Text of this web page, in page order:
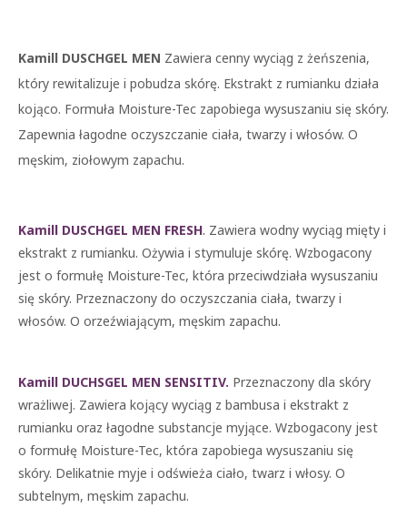
Kamill DUSCHGEL MEN Zawiera cenny wyciąg z żeńszenia,
który rewitalizuje i pobudza skórę. Ekstrakt z rumianku działa
kojąco. Formuła Moisture-Tec zapobiega wysuszaniu się skóry.
Zapewnia łagodne oczyszczanie ciała, twarzy i włosów. O
męskim, ziołowym zapachu.
Kamill DUSCHGEL MEN FRESH. Zawiera wodny wyciąg mięty i
ekstrakt z rumianku. Ożywia i stymuluje skórę. Wzbogacony
jest o formułę Moisture-Tec, która przeciwdziała wysuszaniu
się skóry. Przeznaczony do oczyszczania ciała, twarzy i
włosów. O orzeźwiającym, męskim zapachu.
Kamill DUCHSGEL MEN SENSITIV. Przeznaczony dla skóry
wrażliwej. Zawiera kojący wyciąg z bambusa i ekstrakt z
rumianku oraz łagodne substancje myjące. Wzbogacony jest
o formułę Moisture-Tec, która zapobiega wysuszaniu się
skóry. Delikatnie myje i odświeża ciało, twarz i włosy. O
subtelnym, męskim zapachu.